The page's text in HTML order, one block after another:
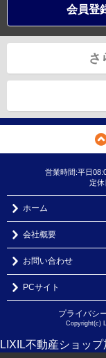
会員登
さ
営業時間:平日
定休
ホーム
会社概要
お問い合わせ
PCサイト
プライバシ
Copyright(c)
LIXIL不動産ショッ